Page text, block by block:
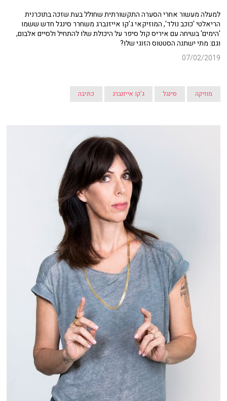
למעלה מעשור אחרי הסערה התקשורתית שחולל בעת שזכה בתוכרנית
הריאלטי 'כוכב נולד', המוזיקאי ג'קו אייזנברג משחרר סינגל חדש ששמו
'הימים' בשיחה עם איריס קול סיפר על היכולת שלו להתחיל ולסיים אלבום,
וגם: מתי ישתנה הסטטוס הזוגי שלו?
07/02/2019
מוזיקה סינגל ג'קו אייזנברג כתיבה